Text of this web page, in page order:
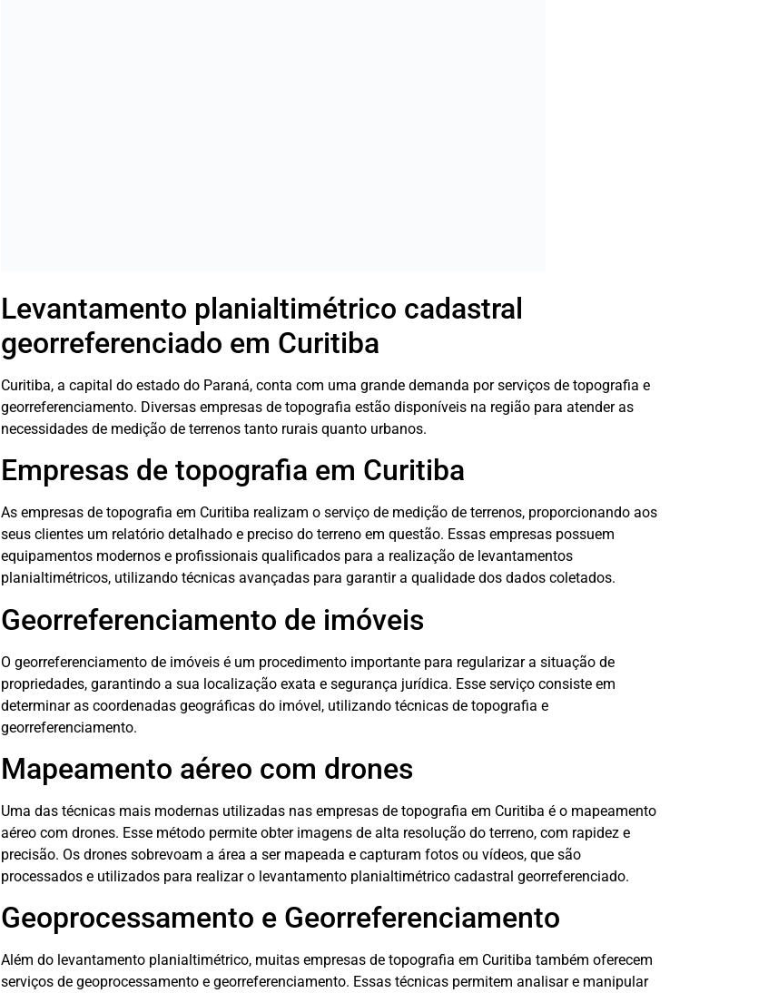
Levantamento planialtimétrico cadastral
georreferenciado em Curitiba
Curitiba, a capital do estado do Paraná, conta com uma grande demanda por serviços de topografia e
georreferenciamento. Diversas empresas de topografia estão disponíveis na região para atender as
necessidades de medição de terrenos tanto rurais quanto urbanos.
Empresas de topografia em Curitiba
As empresas de topografia em Curitiba realizam o serviço de medição de terrenos, proporcionando aos
seus clientes um relatório detalhado e preciso do terreno em questão. Essas empresas possuem
equipamentos modernos e profissionais qualificados para a realização de levantamentos
planialtimétricos, utilizando técnicas avançadas para garantir a qualidade dos dados coletados.
Georreferenciamento de imóveis
O georreferenciamento de imóveis é um procedimento importante para regularizar a situação de
propriedades, garantindo a sua localização exata e segurança jurídica. Esse serviço consiste em
determinar as coordenadas geográficas do imóvel, utilizando técnicas de topografia e
georreferenciamento.
Mapeamento aéreo com drones
Uma das técnicas mais modernas utilizadas nas empresas de topografia em Curitiba é o mapeamento
aéreo com drones. Esse método permite obter imagens de alta resolução do terreno, com rapidez e
precisão. Os drones sobrevoam a área a ser mapeada e capturam fotos ou vídeos, que são
processados e utilizados para realizar o levantamento planialtimétrico cadastral georreferenciado.
Geoprocessamento e Georreferenciamento
Além do levantamento planialtimétrico, muitas empresas de topografia em Curitiba também oferecem
serviços de geoprocessamento e georreferenciamento. Essas técnicas permitem analisar e manipular